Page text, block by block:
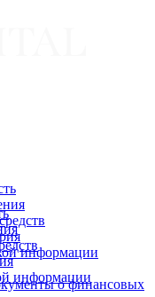
информации
информации
о финансовых